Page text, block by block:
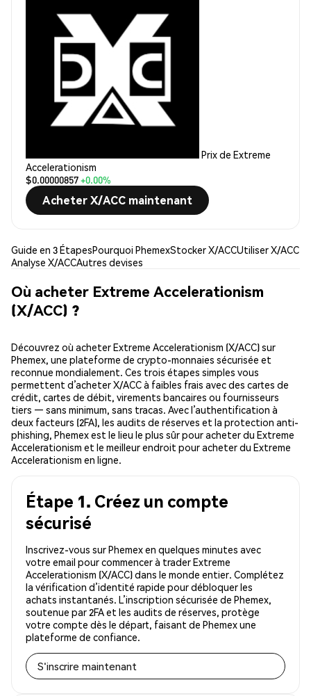
Prix de Extreme
Accelerationism
$0.00000857+0.00%
Acheter X/ACC maintenant
Guide en 3 ÉtapesPourquoi PhemexStocker X/ACCUtiliser X/ACC
Analyse X/ACCAutres devises
Où acheter Extreme Accelerationism
(X/ACC) ?
Découvrez où acheter Extreme Accelerationism (X/ACC) sur
Phemex, une plateforme de crypto-monnaies sécurisée et
reconnue mondialement. Ces trois étapes simples vous
permettent d’acheter X/ACC à faibles frais avec des cartes de
crédit, cartes de débit, virements bancaires ou fournisseurs
tiers — sans minimum, sans tracas. Avec l’authentification à
deux facteurs (2FA), les audits de réserves et la protection anti-
phishing, Phemex est le lieu le plus sûr pour acheter du Extreme
Accelerationism et le meilleur endroit pour acheter du Extreme
Accelerationism en ligne.
Étape 1. Créez un compte
sécurisé
Inscrivez-vous sur Phemex en quelques minutes avec
votre email pour commencer à trader Extreme
Accelerationism (X/ACC) dans le monde entier. Complétez
la vérification d’identité rapide pour débloquer les
achats instantanés. L’inscription sécurisée de Phemex,
soutenue par 2FA et les audits de réserves, protège
votre compte dès le départ, faisant de Phemex une
plateforme de confiance.
S'inscrire maintenant